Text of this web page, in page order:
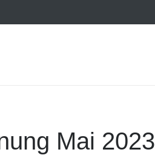
Mai 2023